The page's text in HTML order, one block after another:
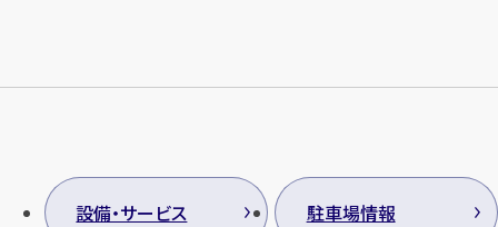
設備・サービス 駐車場情報